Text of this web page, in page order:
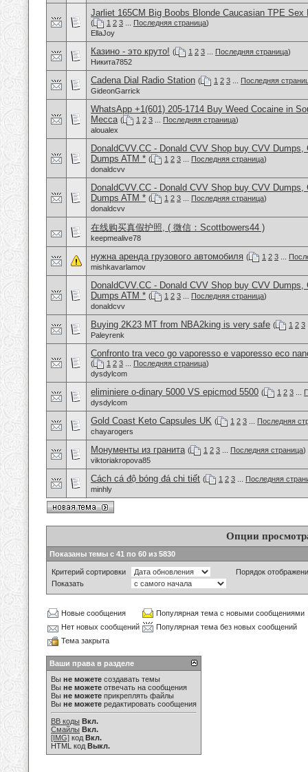
Jarliet 165CM Big Boobs Blonde Caucasian TPE Sex
( 1 2 3 Последняя страница)
EllaJoy
Казино - это круто! ( 1 2 3 Последняя страница)
Никита7852
Cadena Dial Radio Station ( 1 2 3
Последняя
GideonGarrick
WhatsApp +1(601) 205-1714 Buy Weed Cocaine in
Mecca ( 1 2 3 Последняя страница)
aloualex
DonaldCVV.CC - Donald CVV Shop buy CVV
Dumps ATM * ( 1 2 3 Последняя страница)
donaldcvv
DonaldCVV.CC - Donald CVV Shop buy CVV
Dumps ATM * ( 1 2 3 Последняя страница)
donaldcvv
在线购买真假护照, ( 微信：Scottbowers44 )
keepmealive78
нужна аренда грузового автомобиля ( 1 2 3
mishkavarlamov
DonaldCVV.CC - Donald CVV Shop buy CVV
Dumps ATM * ( 1 2 3 Последняя страница)
donaldcvv
Buying 2K23 MT from NBA2king is very safe ( 1 2 3
Paleyrenk
Confronto tra veco go vaporesso e vaporesso eco
( 1 2 3 Последняя страница)
dysdylcom
eliminiere o-dinary 5000 VS epicmod 5500 ( 1 2 3
dysdylcom
Gold Coast Keto Capsules UK ( 1 2 3
Последняя
chayarogers
Монументы из гранита ( 1 2 3 Последняя страница)
viktoriakropova85
Cách cá độ bóng đá chi tiết ( 1 2 3
Последняя
minhly
Опции
Показаны темы с 41 по 60 из 5830
Критерий сортировки
Порядок
Показать
Новые сообщения
Популярная тема с новыми сообщениями
Нет новых сообщений
Популярная тема без новых сообщений
Тема закрыта
Ваши права в разделе
Вы не можете создавать темы
Вы не можете отвечать на сообщения
Вы не можете прикреплять файлы
Вы не можете редактировать сообщения
BB коды Вкл.
Смайлы Вкл.
[IMG] код Вкл.
HTML код Выкл.